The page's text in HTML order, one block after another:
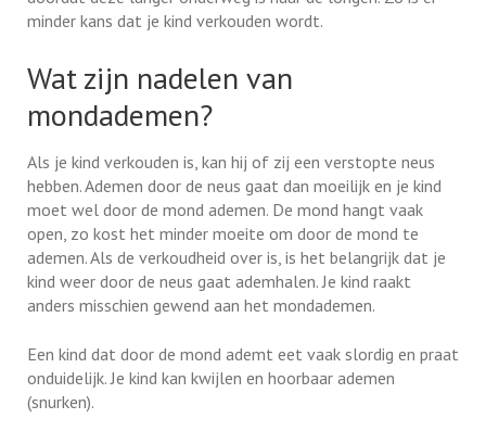
minder kans dat je kind verkouden wordt.
Wat zijn nadelen van
mondademen?
Als je kind verkouden is, kan hij of zij een verstopte neus
hebben. Ademen door de neus gaat dan moeilijk en je kind
moet wel door de mond ademen. De mond hangt vaak
open, zo kost het minder moeite om door de mond te
ademen. Als de verkoudheid over is, is het belangrijk dat je
kind weer door de neus gaat ademhalen. Je kind raakt
anders misschien gewend aan het mondademen.
Een kind dat door de mond ademt eet vaak slordig en praat
onduidelijk. Je kind kan kwijlen en hoorbaar ademen
(snurken).